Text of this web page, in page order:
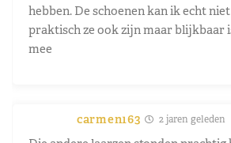
hebben. De schoenen kan ik echt
praktisch ze ook zijn maar blijkbaar
mee
carmen163 2 jaren geleden